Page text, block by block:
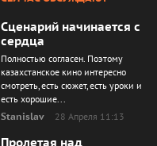
Сценарий начинается с
сердца
Полностью согласен. Поэтому
казахстанское кино интересно
смотреть, есть сюжет, есть уроки и
есть хорошие...
Stanislav
28 Апреля 11:13
Пролетая над